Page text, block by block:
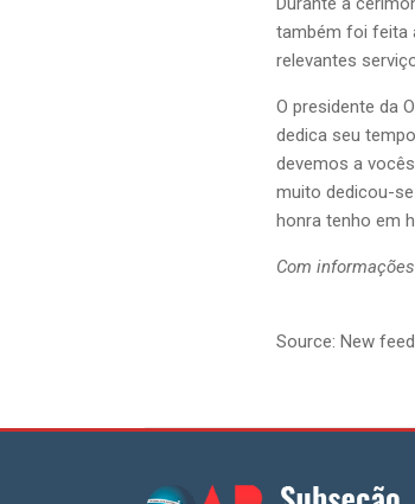
também foi feita
relevantes
O presidente da
dedica seu
devemos a
muito dedicou-
honra tenho em
Com
Source: New feed